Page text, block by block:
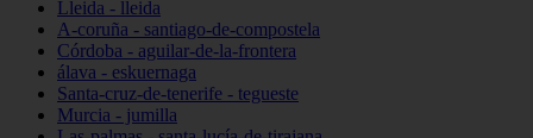
Lleida - lleida
A-coruña - santiago-de-compostela
Córdoba - aguilar-de-la-frontera
álava - eskuernaga
Santa-cruz-de-tenerife - tegueste
Murcia - jumilla